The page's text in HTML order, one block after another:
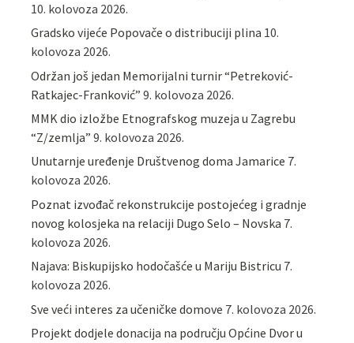
10. kolovoza 2026.
Gradsko vijeće Popovače o distribuciji plina 10.
kolovoza 2026.
Održan još jedan Memorijalni turnir “Petreković-
Ratkajec-Franković” 9. kolovoza 2026.
MMK dio izložbe Etnografskog muzeja u Zagrebu
“Z/zemlja” 9. kolovoza 2026.
Unutarnje uređenje Društvenog doma Jamarice 7.
kolovoza 2026.
Poznat izvođač rekonstrukcije postojećeg i gradnje
novog kolosjeka na relaciji Dugo Selo – Novska 7.
kolovoza 2026.
Najava: Biskupijsko hodočašće u Mariju Bistricu 7.
kolovoza 2026.
Sve veći interes za učeničke domove 7. kolovoza 2026.
Projekt dodjele donacija na području Općine Dvor u